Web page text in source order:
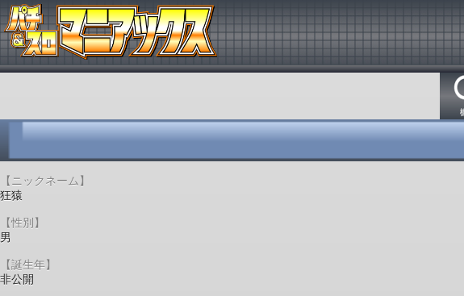
【ニックネーム】
狂猿
【性別】
男
【誕生年】
非公開